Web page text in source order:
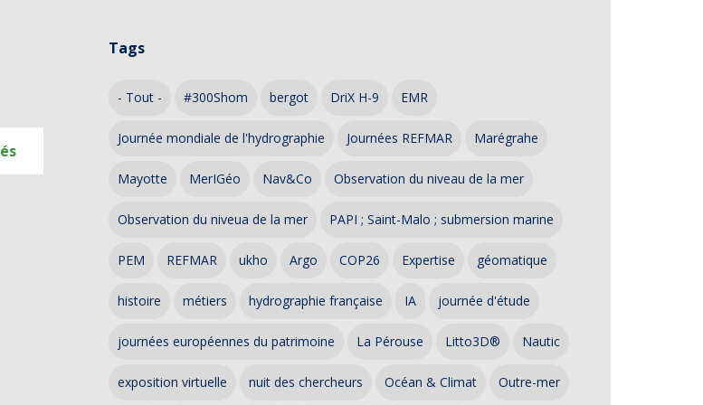
Tags
- Tout - #300Shom bergot DriX H-9 EMR
Journée mondiale de l'hydrographie Journées REFMAR Marégrahe
Mayotte MerIGéo Nav&Co Observation du niveau de la mer
Observation du niveua de la mer PAPI ; Saint-Malo ; submersion marine
PEM REFMAR ukho Argo COP26 Expertise géomatique
histoire métiers hydrographie française IA journée d'étude
journées européennes du patrimoine La Pérouse Litto3D® Nautic
exposition virtuelle nuit des chercheurs Océan & Climat Outre-mer